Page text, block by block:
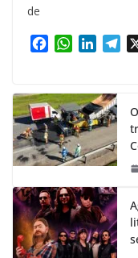
de
e
b
o
o
k
W
t
s
A
p
p
k
e
d
I
n
m